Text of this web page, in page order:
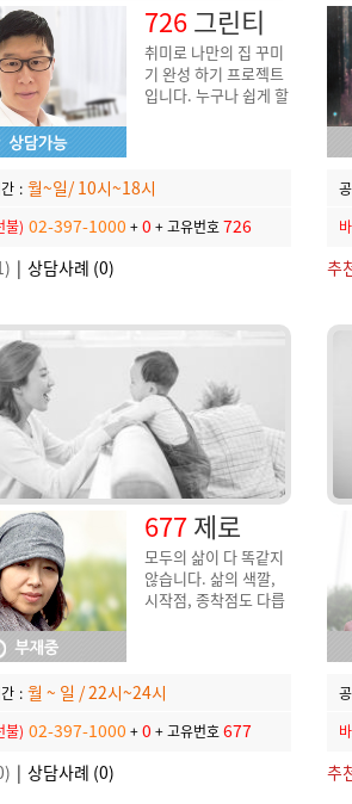
726그린티
취미로 나만의 집 꾸미
기 완성 하기 프로젝트
입니다. 누구나 쉽게 할
: 월~일/ 10시~18시
불) 02-397-1000 +0 +고유번호 726
| 상담사례 (0)
추
677제로
모두의 삶이 다 똑같지
않습니다. 삶의 색깔,
시작점, 종착점도 다릅
: 월 ~ 일 / 22시~24시
불) 02-397-1000 +0 +고유번호 677
| 상담사례 (0)
추